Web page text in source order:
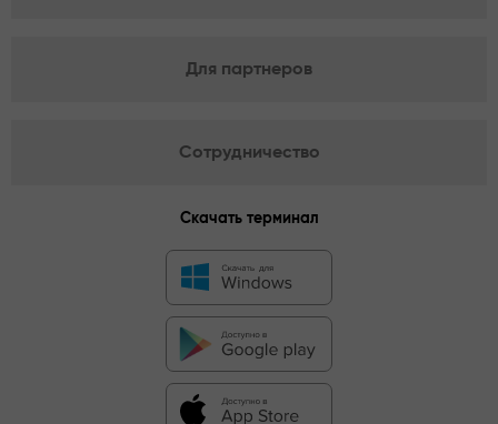
Для партнеров
Сотрудничество
Скачать терминал